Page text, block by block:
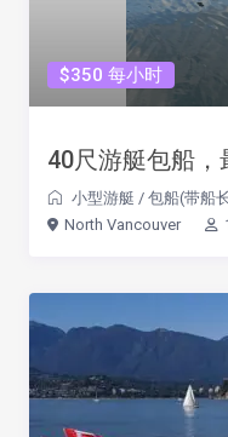
$350 每小时
40尺游艇包船
小型游艇 / 包船(带船
North Vancouver